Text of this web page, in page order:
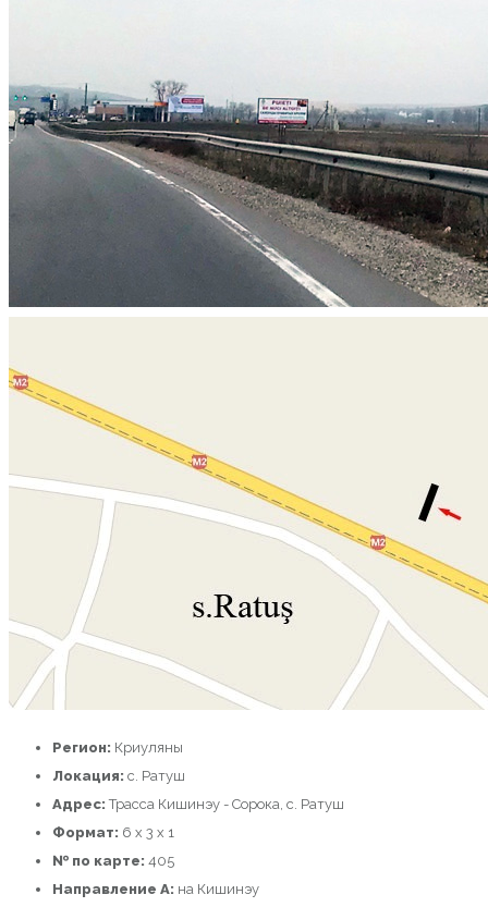
Регион: Криуляны
Локация: с. Ратуш
Адрес:Трасса Кишинэу - Сорока, с. Ратуш
Формат: 6 x 3 x 1
№ по карте: 405
Направление A: на Кишинэу